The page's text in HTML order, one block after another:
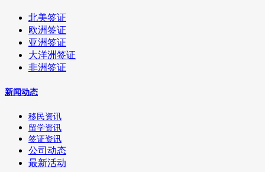
北美签证
欧洲签证
亚洲签证
大洋洲签证
非洲签证
新闻动态
移民资讯
留学资讯
签证资讯
公司动态
最新活动